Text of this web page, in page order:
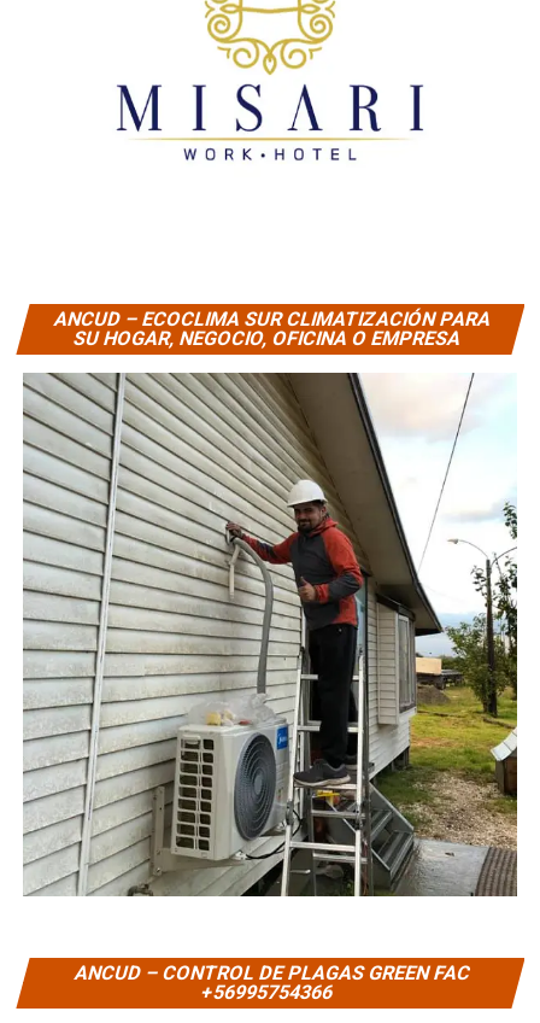
ANCUD – ECOCLIMA SUR CLIMATIZACIÓN PARA
SU HOGAR, NEGOCIO, OFICINA O EMPRESA
ANCUD – CONTROL DE PLAGAS GREEN FAC
+56995754366